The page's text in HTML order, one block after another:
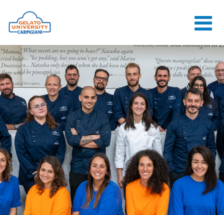
HOME
LA SCUOLA
CORSI ONLINE
CORSI
CONSULENZE
JOB CENTER
CONTATTI